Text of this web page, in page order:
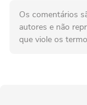
Os comentários
autores e não
que viole os